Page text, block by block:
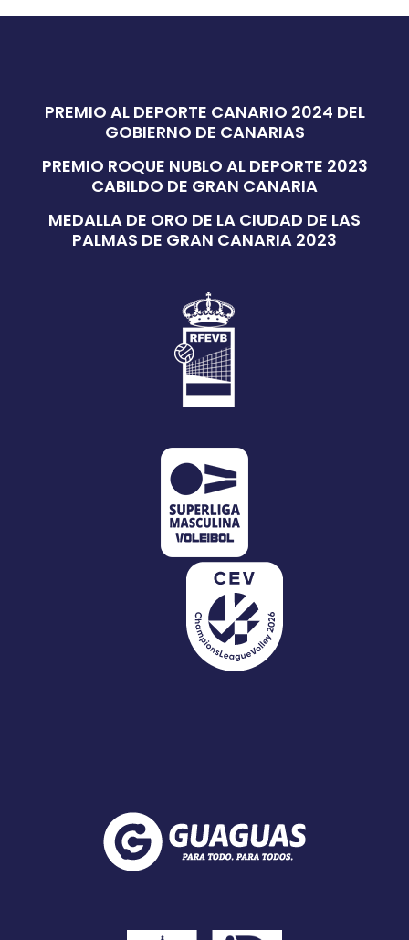
PREMIO AL DEPORTE CANARIO 2024 DEL
GOBIERNO DE CANARIAS
PREMIO ROQUE NUBLO AL DEPORTE 2023
CABILDO DE GRAN CANARIA
MEDALLA DE ORO DE LA CIUDAD DE LAS
PALMAS DE GRAN CANARIA 2023